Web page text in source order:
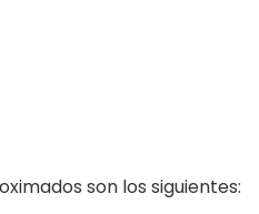
son los siguientes: